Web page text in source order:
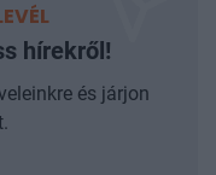
hírekről!
és járjon